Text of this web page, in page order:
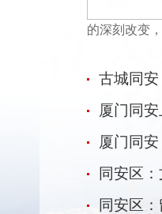
的深刻改变
古城同
厦门同
厦门同
同安区
同安区